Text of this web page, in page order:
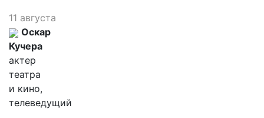
11 августа
Оскар
Кучера
актер
театра
и кино,
телеведущий